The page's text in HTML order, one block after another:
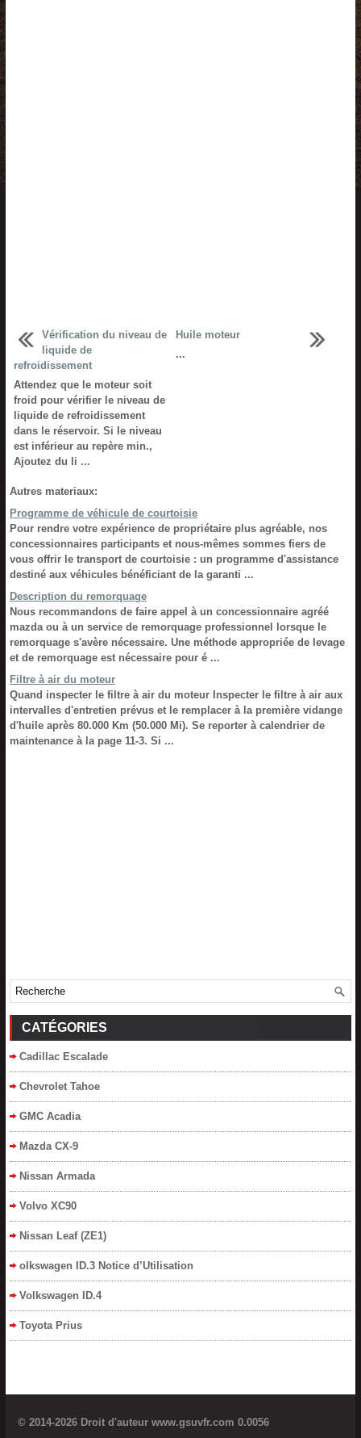
Vérification du niveau de
liquide de
refroidissement
Attendez que le moteur soit
froid pour vérifier le niveau de
liquide de refroidissement
dans le réservoir. Si le niveau
est inférieur au repère min.,
Ajoutez du li ...
Huile moteur
...
Autres materiaux:
Programme de véhicule de courtoisie
Pour rendre votre expérience de propriétaire plus agréable, nos
concessionnaires participants et nous-mêmes sommes fiers de
vous offrir le transport de courtoisie : un programme d'assistance
destiné aux véhicules bénéficiant de la garanti ...
Description du remorquage
Nous recommandons de faire appel à un concessionnaire agréé
mazda ou à un service de remorquage professionnel lorsque le
remorquage s'avère nécessaire. Une méthode appropriée de levage
et de remorquage est nécessaire pour é ...
Filtre à air du moteur
Quand inspecter le filtre à air du moteur Inspecter le filtre à air aux
intervalles d'entretien prévus et le remplacer à la première vidange
d'huile après 80.000 Km (50.000 Mi). Se reporter à calendrier de
maintenance à la page 11-3. Si ...
CATÉGORIES
Cadillac Escalade
Chevrolet Tahoe
GMC Acadia
Mazda CX-9
Nissan Armada
Volvo XC90
Nissan Leaf (ZE1)
olkswagen ID.3 Notice d’Utilisation
Volkswagen ID.4
Toyota Prius
© 2014-2026 Droit d'auteur www.gsuvfr.com 0.0056